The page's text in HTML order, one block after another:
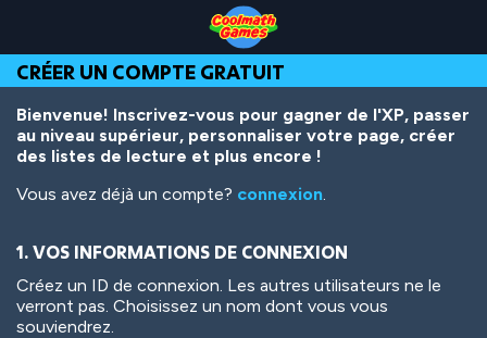
Top
of
Page
Navigation
Main
Content
Footer
contenu
principal
CRÉER UN COMPTE GRATUIT
Bienvenue! Inscrivez-vous pour gagner de l'XP, passer
au niveau supérieur, personnaliser votre page, créer
des listes de lecture et plus encore !
Vous avez déjà un compte? connexion.
1. VOS INFORMATIONS DE CONNEXION
Créez un ID de connexion. Les autres utilisateurs ne le
verront pas. Choisissez un nom dont vous vous
souviendrez.